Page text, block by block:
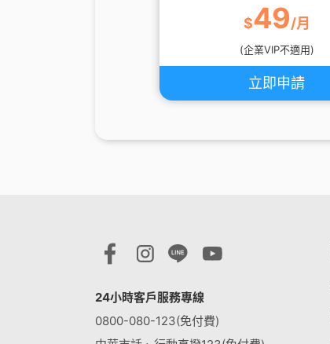
$49/月
(企業VIP不適用)
立即申請
24小時客戶服務專線
0800-080-123(免付費)